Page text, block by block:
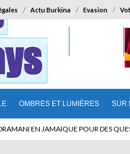
Actu Burkina Evasion
OMBRES ET LUMIÈRES SUR
OMBRES ET LUMIÈRES
PROLONGEE DE PAUL BIYA DU